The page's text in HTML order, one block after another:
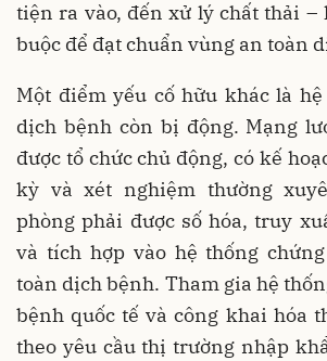
tiện ra vào, đến xử lý chất thải
buộc để đạt chuẩn vùng an toàn
Một điểm yếu cố hữu khác là
dịch bệnh còn bị động. Mạng
được tổ chức chủ động, có kế
kỳ và xét nghiệm thường
phòng phải được số hóa, truy
và tích hợp vào hệ thống
toàn dịch bệnh. Tham gia hệ
bệnh quốc tế và công khai hóa
theo yêu cầu thị trường nhập